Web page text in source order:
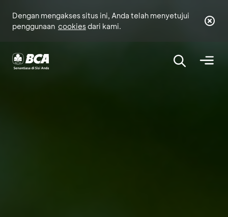
Dengan mengakses situs ini, Anda telah menyetujui
penggunaan cookies dari kami.